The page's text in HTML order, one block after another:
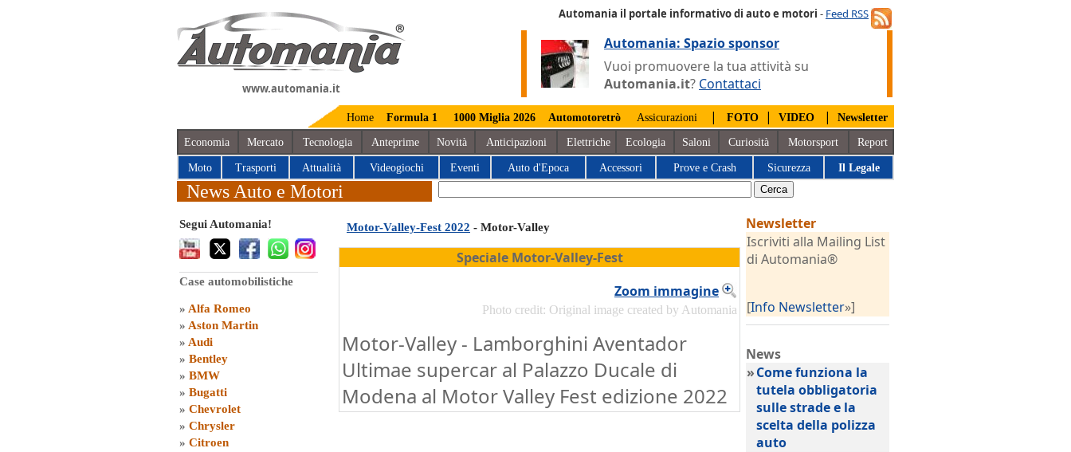
www.automania.it
Automania il portale informativo di auto e motori - Feed RSS
Automania: Spazio sponsor
Vuoi promuovere la tua attività su
Automania.it? Contattaci
Home Formula 1 1000 Miglia 2026 Automotoretrò Assicurazioni | FOTO | VIDEO | Newsletter
Economia Mercato Tecnologia Anteprime Novità Anticipazioni Elettriche Ecologia Saloni Curiosità Motorsport Report
Moto Trasporti Attualità Videogiochi Eventi Auto d'Epoca Accessori Prove e Crash Sicurezza Il Legale
News Auto e Motori
Segui Automania!
Case automobilistiche
» Alfa Romeo
» Aston Martin
» Audi
» Bentley
» BMW
» Bugatti
» Chevrolet
» Chrysler
» Citroen
Motor-Valley-Fest 2022 - Motor-Valley
Speciale Motor-Valley-Fest
Zoom immagine
Photo credit: Original image created by Automania
Motor-Valley - Lamborghini Aventador
Ultimae supercar al Palazzo Ducale di
Modena al Motor Valley Fest edizione 2022
Newsletter
Iscriviti alla Mailing List
di Automania®
[Info Newsletter»]
News
»Come funziona la
tutela obbligatoria
sulle strade e la
scelta della polizza
auto